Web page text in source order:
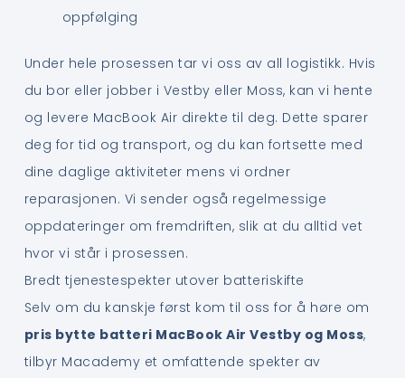
oppfølging
Under hele prosessen tar vi oss av all logistikk. Hvis
du bor eller jobber i Vestby eller Moss, kan vi hente
og levere MacBook Air direkte til deg. Dette sparer
deg for tid og transport, og du kan fortsette med
dine daglige aktiviteter mens vi ordner
reparasjonen. Vi sender også regelmessige
oppdateringer om fremdriften, slik at du alltid vet
hvor vi står i prosessen.
Bredt tjenestespekter utover batteriskifte
Selv om du kanskje først kom til oss for å høre om
pris bytte batteri MacBook Air Vestby og Moss,
tilbyr Macademy et omfattende spekter av